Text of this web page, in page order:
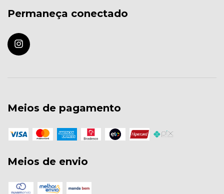
Permaneça conectado
Meios de pagamento
Meios de envio